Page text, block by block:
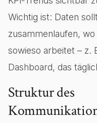
Wichtig ist: Daten
zusammenlaufen,
sowieso arbeitet – z.
Dashboard, das
Struktur des